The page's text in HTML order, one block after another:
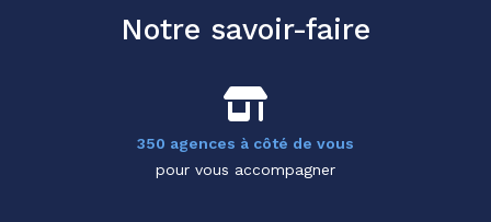
Notre savoir-faire
350 agences à côté de vous
pour vous accompagner